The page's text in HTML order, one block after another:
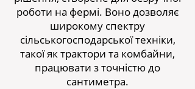
роботи на фермі. Воно дозволяє
широкому спектру
сільськогосподарської техніки,
такої як трактори та комбайни,
працювати з точністю до
сантиметра.